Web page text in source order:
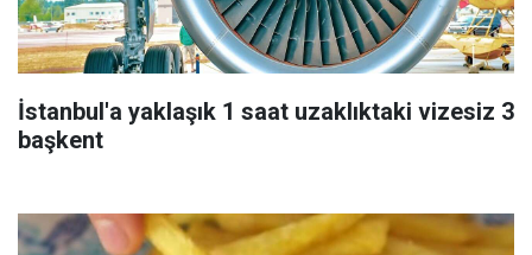
İstanbul'a yaklaşık 1 saat uzaklıktaki vizesiz 3
başkent